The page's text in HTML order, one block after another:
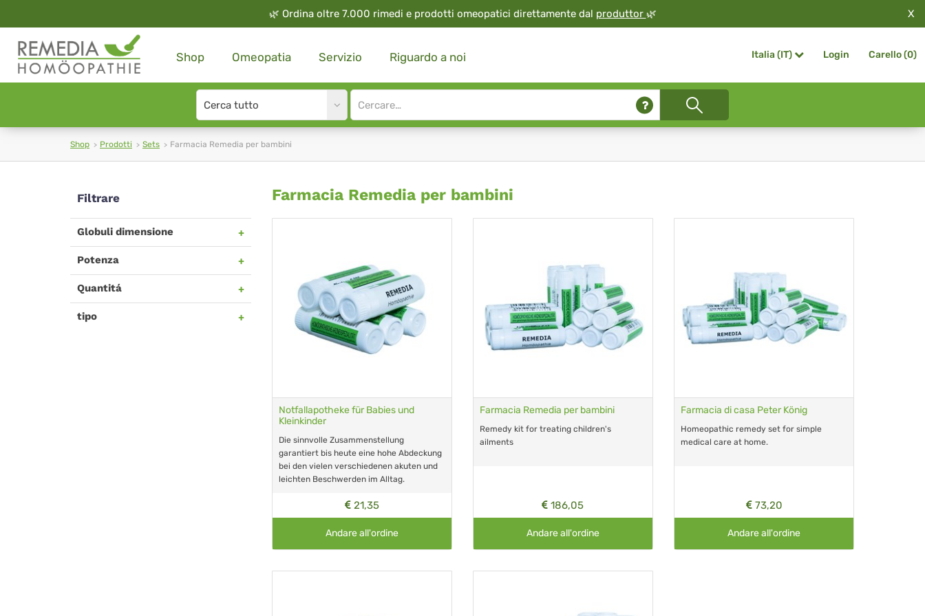
🌿 Ordina oltre 7.000 rimedi e prodotti omeopatici direttamente dal produttor 🌿 X
Shop Omeopatia Servizio Riguardo a noi Italia (IT) Login Carello (0)
Search
type
Site
search
Shop Prodotti Sets Farmacia Remedia per bambini
Filtrare
Globuli dimensione
Potenza
Quantitá
tipo
Farmacia
Remedia
bambini
Farmacia Remedia per bambini
Notfallapotheke für Babies und
Kleinkinder
Die sinnvolle Zusammenstellung
garantiert bis heute eine hohe Abdeckung
bei den vielen verschiedenen akuten und
leichten Beschwerden im Alltag.
21,35
Andare all'ordine
Farmacia Remedia per bambini
Remedy kit for treating children's
ailments
186,05
Andare all'ordine
Farmacia di casa Peter König
Homeopathic remedy set for simple
medical care at home.
73,20
Andare all'ordine